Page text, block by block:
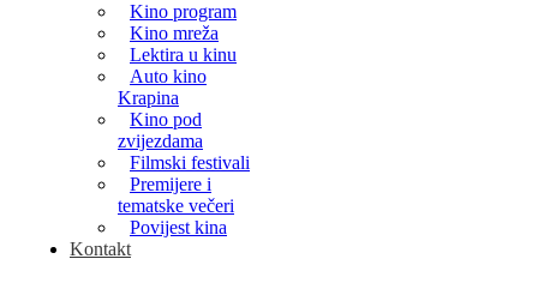
Kino program
Kino mreža
Lektira u kinu
Auto kino
Krapina
Kino pod
zvijezdama
Filmski festivali
Premijere i
tematske večeri
Povijest kina
Kontakt